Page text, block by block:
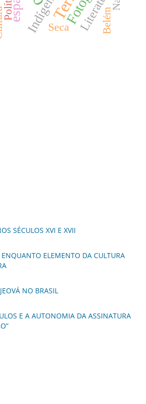
Seca Belém
SÉCULOS XVI E XVII
ELEMENTO DA CULTURA
NO BRASIL
E A AUTONOMIA DA ASSINATURA